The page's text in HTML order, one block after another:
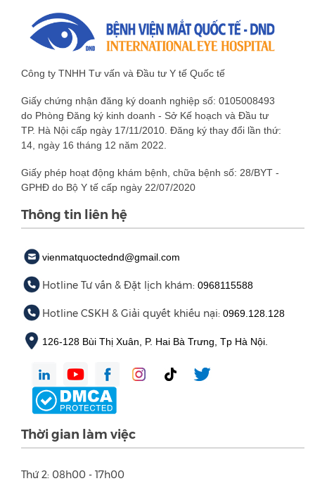
Công ty TNHH Tư vấn và Đầu tư Y tế Quốc tế
Giấy chứng nhận đăng ký doanh nghiệp số: 0105008493
do Phòng Đăng ký kinh doanh - Sở Kế hoạch và Đầu tư
TP. Hà Nội cấp ngày 17/11/2010. Đăng ký thay đổi lần thứ:
14, ngày 16 tháng 12 năm 2022.
Giấy phép hoạt động khám bệnh, chữa bệnh số: 28/BYT -
GPHĐ do Bộ Y tế cấp ngày 22/07/2020
Thông tin liên hệ
vienmatquoctednd@gmail.com
Hotline Tư vấn & Đặt lịch khám: 0968115588
Hotline CSKH & Giải quyết khiếu nại: 0969.128.128
126-128 Bùi Thị Xuân, P. Hai Bà Trưng, Tp Hà Nội.
Thời gian làm việc
Thứ 2: 08h00 - 17h00